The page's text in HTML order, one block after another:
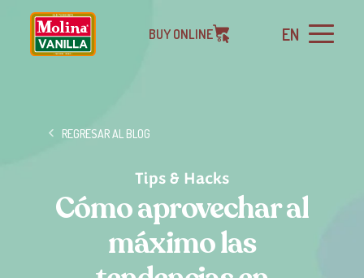
BUY ONLINE EN
REGRESAR AL BLOG
Tips & Hacks
Cómo aprovechar al
máximo las